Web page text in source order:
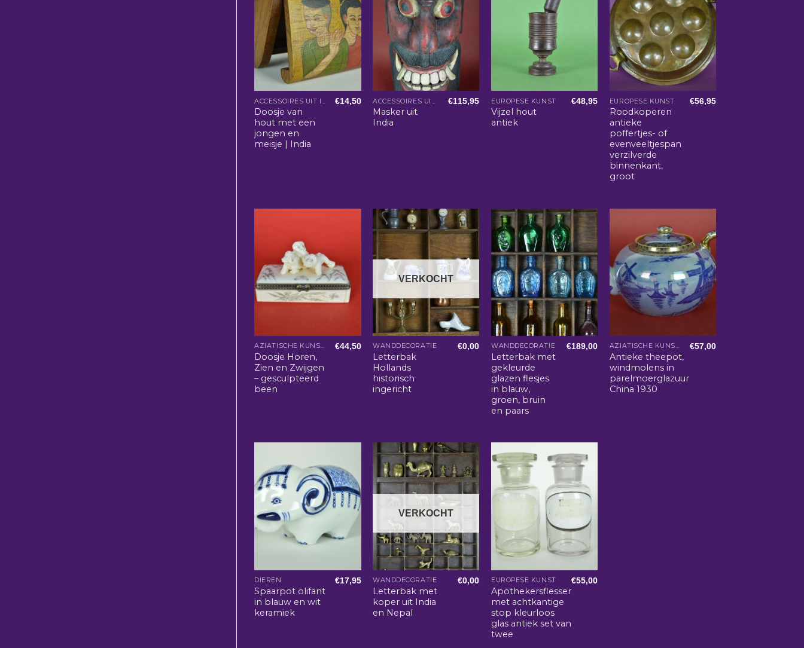
Doosje van
hout met een
jongen en
meisje | India
€14,50
Masker uit
India
€115,95 EUROPESE KUNST
Vijzel hout
antiek
€48,95 EUROPESE KUNST
Roodkoperen
antieke
poffertjes- of
evenveeltjespan
verzilverde
binnenkant,
groot
€56,95
AZIATISCHE KUNST EN WOONACCESSOIRES
Doosje Horen,
Zien en Zwijgen
– gesculpteerd
been
€44,50
VERKOCHT
WANDDECORATIE
Letterbak
Hollands
historisch
ingericht
€0,00 WANDDECORATIE
Letterbak met
gekleurde
glazen flesjes
in blauw,
groen, bruin
en paars
€189,00 AZIATISCHE KUNST EN WOONACCESSOIRES
Antieke theepot,
windmolens in
parelmoerglazuur
China 1930
€57,00
DIEREN
Spaarpot olifant
in blauw en wit
keramiek
€17,95
VERKOCHT
WANDDECORATIE
Letterbak met
koper uit India
en Nepal
€0,00 EUROPESE KUNST
Apothekersflessen
met achtkantige
stop kleurloos
glas antiek set van
twee
€55,00